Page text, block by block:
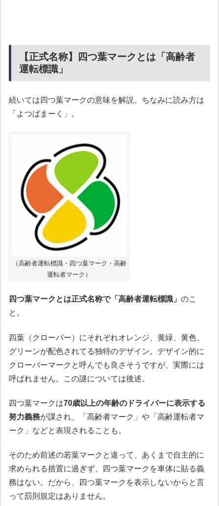
【正式名称】四つ葉マークとは「高齢者
運転標識」
続いては四つ葉マークの意味を解説。ちなみに読み方は
「よつばまーく」。
（高齢者運転標識・四つ葉マーク・高齢
運転者マーク）
四つ葉マークとは正式名称で「高齢者運転標識」のこ
と。
四葉（クローバー）にそれぞれオレンジ、黄緑、黄色、
グリーンが配色されてる独特のデザイン。デザイン的に
クローバーマークと呼んでも良さそうですが、実際には
呼ばれません。この謎については後述。
四つ葉マークは70歳以上の年齢のドライバーに表示する
努力義務が課され、「高齢者マーク」や「高齢運転者マ
ーク」などと表現されることも。
そのため前述の若葉マークと違って、あくまで自主的に
求められる措置に過ぎず、四つ葉マークを車体に貼る義
務はない。だから、四つ葉マークを表示しないからと言
って罰則規定はありません。